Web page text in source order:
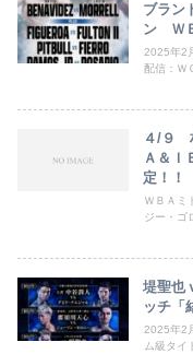
ブラン
ン Ｗ
2025年2
配信：Ｗ
４/９
Ａ＆Ｉ
定！！
ＷＢＡミ
ジー・ゴ
堤聖也
ッチ「
2025年2
ム級タイ